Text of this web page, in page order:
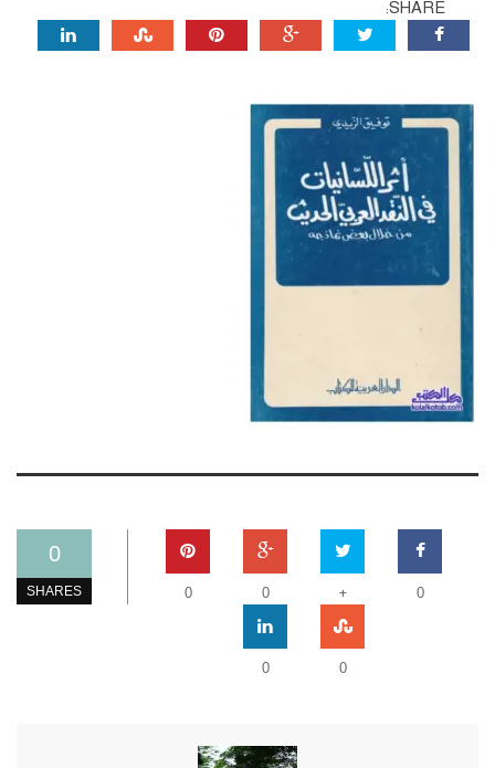
SHARE:
0
SHARES 0
+
0
0
0
0